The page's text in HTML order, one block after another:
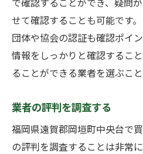
せて確認することも可能です
団体や協会の認証も確認ポイ
情報をしっかりと確認するこ
ることができる業者を選ぶこと
業者の評判を調査する
福岡県遠賀郡岡垣町中央台で
の評判を調査することは非常